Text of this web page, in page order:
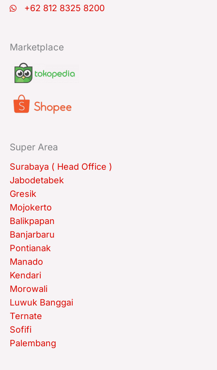
+62 812 8325 8200
Marketplace
Super Area
Surabaya ( Head Office )
Jabodetabek
Gresik
Mojokerto
Balikpapan
Banjarbaru
Pontianak
Manado
Kendari
Morowali
Luwuk Banggai
Ternate
Sofifi
Palembang